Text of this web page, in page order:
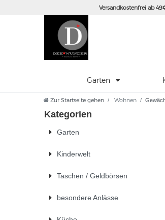
Versandkostenfrei ab
Garten
Zur Startseite gehen Wohnen
Kategorien
Garten
Kinderwelt
Taschen / Geldbörsen
besondere Anlässe